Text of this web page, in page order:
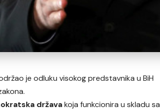
je odluku visokog predstavnika u BiH
državakoja funkcionira u skladu sa